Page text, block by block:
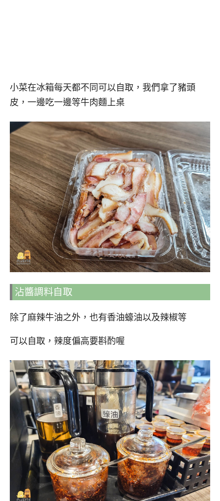
小菜在冰箱每天都不同可以自取，我們拿了豬頭
皮，一邊吃一邊等牛肉麵上桌
沾醬調料自取
除了麻辣牛油之外，也有香油蠔油以及辣椒等
可以自取，辣度偏高要斟酌喔